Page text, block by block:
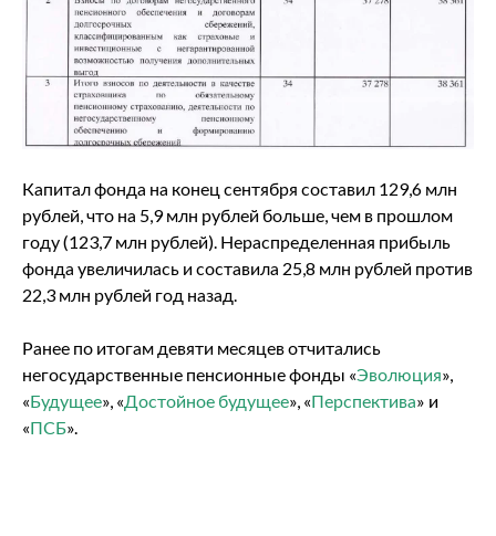
Капитал фонда на конец сентября составил 129,6 млн
рублей, что на 5,9 млн рублей больше, чем в прошлом
году (123,7 млн рублей). Нераспределенная прибыль
фонда увеличилась и составила 25,8 млн рублей против
22,3 млн рублей год назад.
Ранее по итогам девяти месяцев отчитались
негосударственные пенсионные фонды «Эволюция»,
«Будущее», «Достойное будущее», «Перспектива» и
«ПСБ».